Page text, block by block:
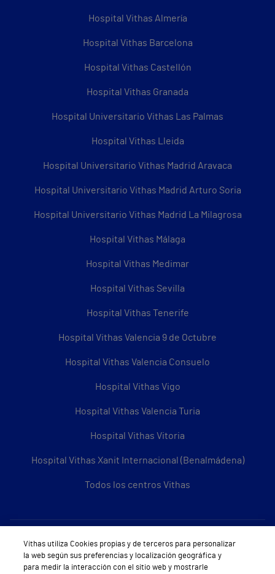
Hospital Vithas Almería
Hospital Vithas Barcelona
Hospital Vithas Castellón
Hospital Vithas Granada
Hospital Universitario Vithas Las Palmas
Hospital Vithas Lleida
Hospital Universitario Vithas Madrid Aravaca
Hospital Universitario Vithas Madrid Arturo Soria
Hospital Universitario Vithas Madrid La Milagrosa
Hospital Vithas Málaga
Hospital Vithas Medimar
Hospital Vithas Sevilla
Hospital Vithas Tenerife
Hospital Vithas Valencia 9 de Octubre
Hospital Vithas Valencia Consuelo
Hospital Vithas Vigo
Hospital Vithas Valencia Turia
Hospital Vithas Vitoria
Hospital Vithas Xanit Internacional (Benalmádena)
Todos los centros Vithas
Sobre Vithas
Quiénes somos
Vithas utiliza Cookies propias y de terceros para personalizar
la web según sus preferencias y localización geográfica y
para medir la interacción con el sitio web y mostrarle